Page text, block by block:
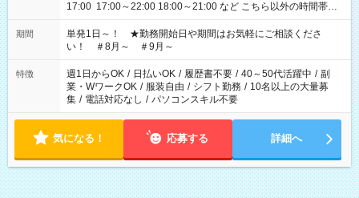
17:00 17:00～22:00 18:00～21:00 など こちら以外の時間帯も
お気軽にご相談ください！
期間
単発1日～！ ★勤務開始日や期間はお気軽にご相談くださ
い！ ＃8月～ ＃9月～
特徴 週1日からOK / 日払いOK / 履歴書不要 / 40～50代活躍中 / 副
業・WワークOK / 服装自由 / シフト勤務 / 10名以上の大量募
集 / 電話対応なし / パソコンスキル不要
気になる！ 応募する 詳細へ